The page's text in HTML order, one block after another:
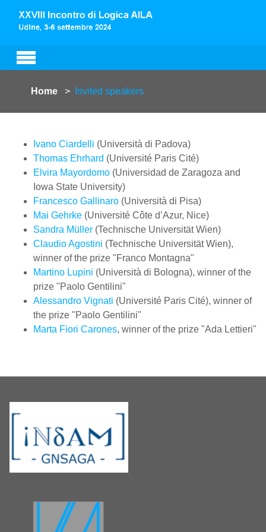
Home
Invited speakers
Ivano Ciardelli (Università di Padova)
Thomas Ehrhard (Université Paris Cité)
Elvira Mayordomo (Universidad de Zaragoza and
Iowa State University)
Francesco Gallinaro (Università di Pisa)
Mai Gehrke (Université Côte d’Azur, Nice)
Sandra Müller (Technische Universität Wien)
Claudio Agostini (Technische Universität Wien),
winner of the prize "Franco Montagna"
Martino Lupini (Università di Bologna), winner of the
prize "Paolo Gentilini"
Alessandro Vignati (Université Paris Cité), winner of
the prize "Paolo Gentilini"
Marta Fiori Carones, winner of the prize "Ada Lettieri"